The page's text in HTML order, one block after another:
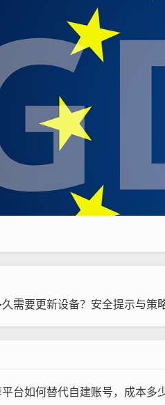
需要更新设备？安全提示与策
替代自建账号，成本多少与多久见效策略对